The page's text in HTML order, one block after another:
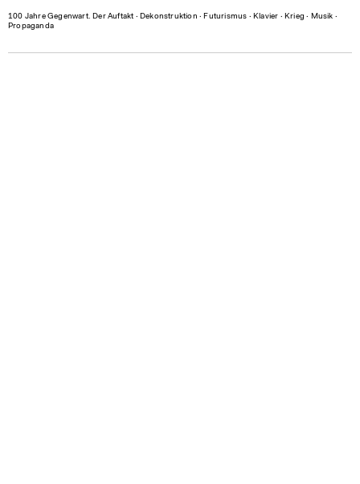
100 Jahre Gegenwart. Der Auftakt ∙ Dekonstruktion ∙ Futurismus ∙ Klavier ∙ Krieg ∙ Musik ∙
Propaganda